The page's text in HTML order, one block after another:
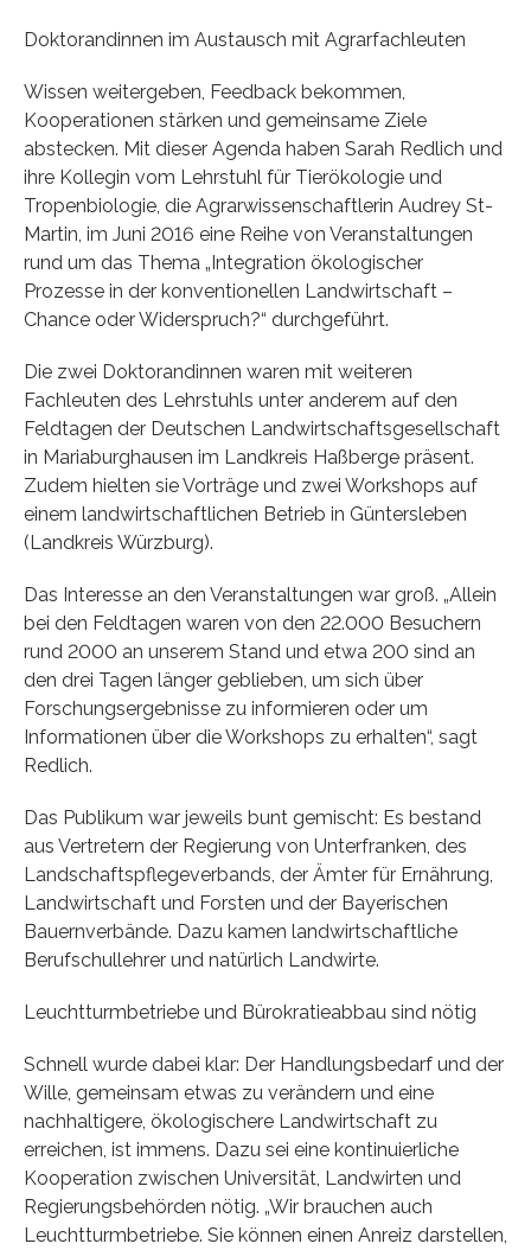
Doktorandinnen im Austausch mit Agrarfachleuten
Wissen weitergeben, Feedback bekommen,
Kooperationen stärken und gemeinsame Ziele
abstecken. Mit dieser Agenda haben Sarah Redlich und
ihre Kollegin vom Lehrstuhl für Tierökologie und
Tropenbiologie, die Agrarwissenschaftlerin Audrey St-
Martin, im Juni 2016 eine Reihe von Veranstaltungen
rund um das Thema „Integration ökologischer
Prozesse in der konventionellen Landwirtschaft –
Chance oder Widerspruch?“ durchgeführt.
Die zwei Doktorandinnen waren mit weiteren
Fachleuten des Lehrstuhls unter anderem auf den
Feldtagen der Deutschen Landwirtschaftsgesellschaft
in Mariaburghausen im Landkreis Haßberge präsent.
Zudem hielten sie Vorträge und zwei Workshops auf
einem landwirtschaftlichen Betrieb in Güntersleben
(Landkreis Würzburg).
Das Interesse an den Veranstaltungen war groß. „Allein
bei den Feldtagen waren von den 22.000 Besuchern
rund 2000 an unserem Stand und etwa 200 sind an
den drei Tagen länger geblieben, um sich über
Forschungsergebnisse zu informieren oder um
Informationen über die Workshops zu erhalten“, sagt
Redlich.
Das Publikum war jeweils bunt gemischt: Es bestand
aus Vertretern der Regierung von Unterfranken, des
Landschaftspflegeverbands, der Ämter für Ernährung,
Landwirtschaft und Forsten und der Bayerischen
Bauernverbände. Dazu kamen landwirtschaftliche
Berufschullehrer und natürlich Landwirte.
Leuchtturmbetriebe und Bürokratieabbau sind nötig
Schnell wurde dabei klar: Der Handlungsbedarf und der
Wille, gemeinsam etwas zu verändern und eine
nachhaltigere, ökologischere Landwirtschaft zu
erreichen, ist immens. Dazu sei eine kontinuierliche
Kooperation zwischen Universität, Landwirten und
Regierungsbehörden nötig. „Wir brauchen auch
Leuchtturmbetriebe. Sie können einen Anreiz darstellen,